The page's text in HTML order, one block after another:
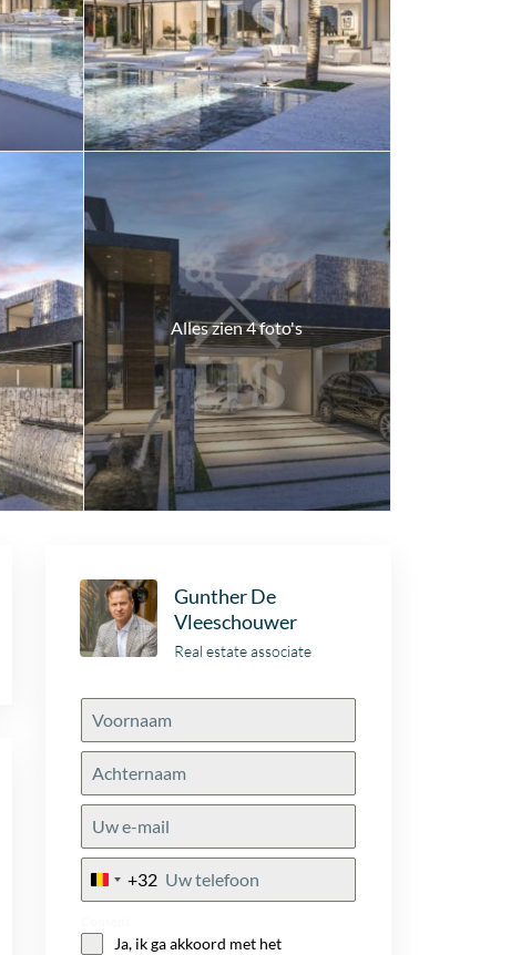
Alles zien 4 foto's
Gunther De
Vleeschouwer
Real estate associate
Belgium
+32
Ja, ik ga akkoord met het